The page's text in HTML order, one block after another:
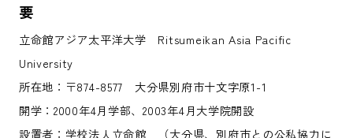
要
立命館アジア太平洋大学 Ritsumeikan Asia Pacific
University
所在地：〒874-8577 大分県別府市十文字原1-1
開学：2000年4月学部、2003年4月大学院開設
設置者：学校法人立命館 （大分県、別府市との公私協力に